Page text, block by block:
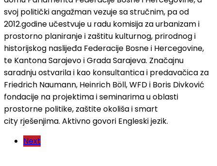
svoj politički angažman vezuje sa stručnim, pa od
2012.godine učestvuje u radu komisija za urbanizam i
prostorno planiranje i zaštitu kulturnog, prirodnog i
historijskog naslijeđa Federacije Bosne i Hercegovine,
te Kantona Sarajevo i Grada Sarajeva. Značajnu
saradnju ostvarila i kao konsultantica i predavačica za
Friedrich Naumann, Heinrich Böll, WFD i Boris Divković
fondacije na projektima i seminarima u oblasti
prostorne politike, zaštite okoliša i smart
city rješenjima. Aktivno govori Engleski jezik.
Next